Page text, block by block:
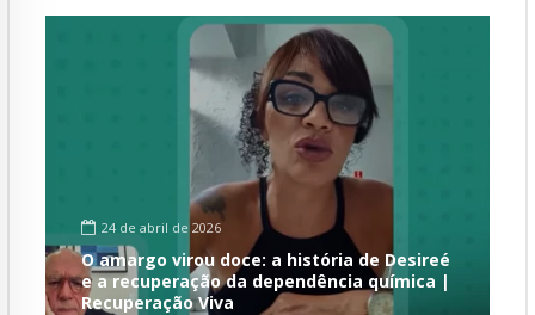
24 de abril de 2026
O amargo virou doce: a história de Desireé
e a recuperação da dependência química |
Recuperação Viva